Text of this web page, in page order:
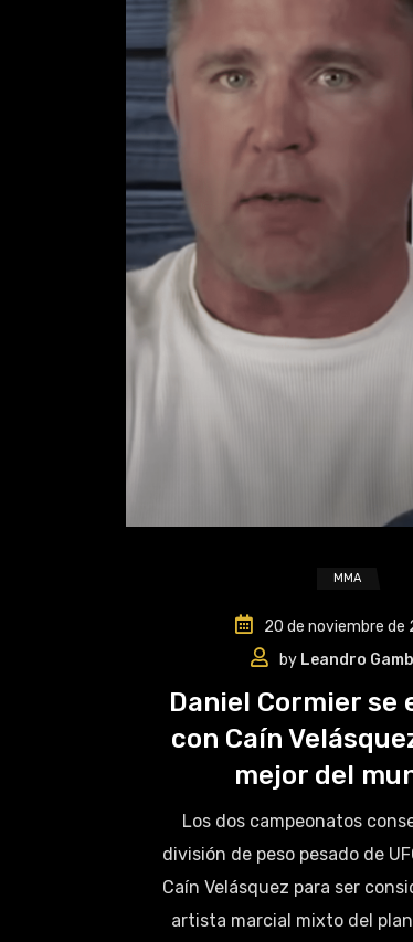
MMA
20 de noviembre de
by Leandro
Daniel Cormier se
con Caín
mejor del
Los dos campeonatos
división de peso pesado de
Caín Velásquez para ser
artista marcial mixto del